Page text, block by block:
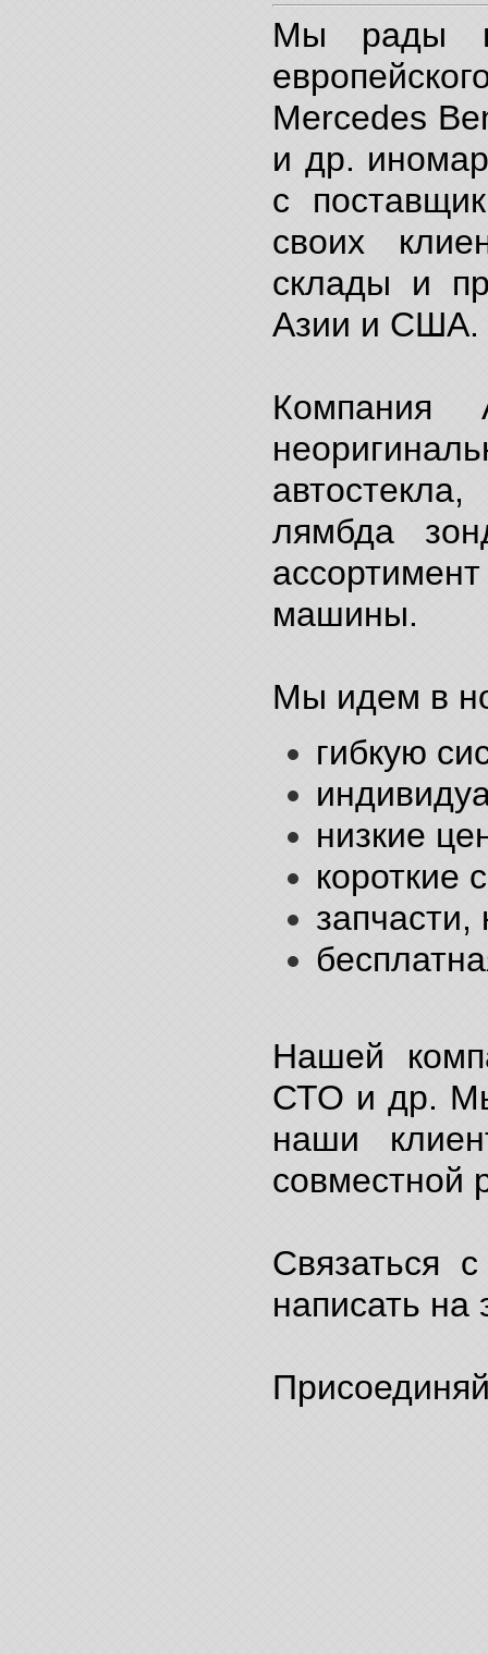
Мы рады
Mercedes
и др.
с
своих
склады и
Азии и США.
Компания
лямбда
машины.
Мы идем в
гибкую
низкие
короткие
Нашей
СТО и др.
наши
совместной
Связаться
написать на